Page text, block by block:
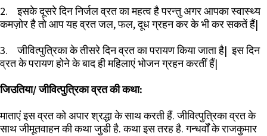
2. इसके दूसरे दिन निर्जल व्रत का महत्व है परन्तु अगर आपका स्वास्थ्य
कमज़ोर है तो आप यह व्रत जल, फल, दूध ग्रहन कर के भी कर सकतें हैं|
3. जीवित्पुत्रिका के तीसरे दिन व्रत का परायण किया जाता है| इस दिन
व्रत के परायण होने के बाद ही महिलाएं भोजन ग्रहन करतीं हैं|
जिउतिया/जीवित्पुत्रिकाव्रत की कथा:
माताएं इस व्रत को अपार श्रद्धा के साथ करती हैं. जीवित्पुत्रिका व्रत के
साथ जीमूतवाहन की कथा जुडी है. कथा इस तरह है. गन्धर्वों के राजकुमार